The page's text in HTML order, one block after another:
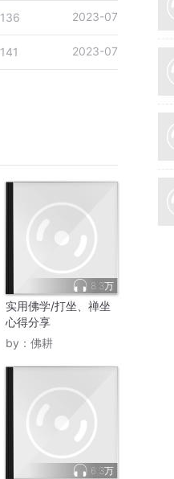
136 2023-07
141 2023-07
8.3万
实用佛学/打坐、禅坐
心得分享
by： 佛耕
6.3万